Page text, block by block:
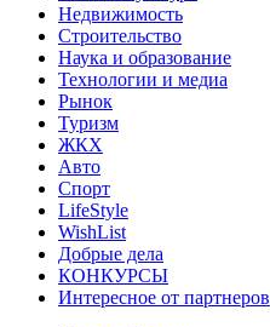
Недвижимость
Строительство
Наука и образование
Технологии и медиа
Рынок
Туризм
ЖКХ
Авто
Спорт
LifeStyle
WishList
Добрые дела
КОНКУРСЫ
Интересное от партнеров